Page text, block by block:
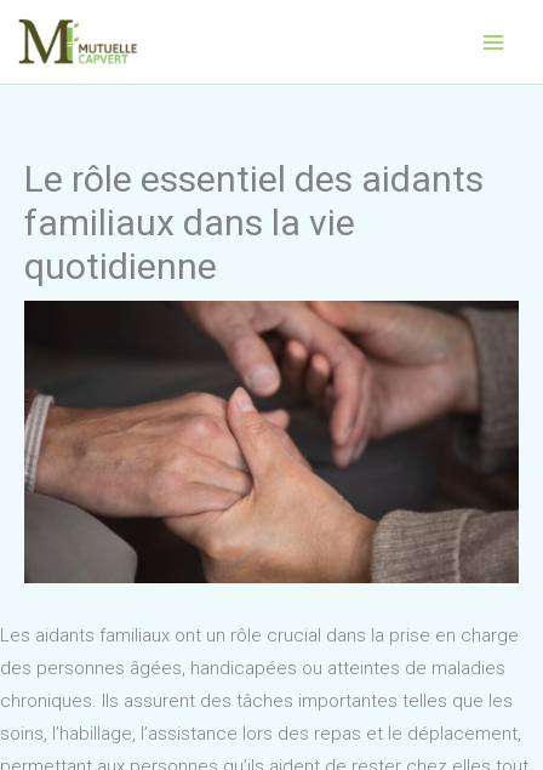
Aller
contenu
Le rôle essentiel des aidants
familiaux dans la vie
quotidienne
Les aidants familiaux ont un rôle crucial dans la prise en charge
des personnes âgées, handicapées ou atteintes de maladies
chroniques. Ils assurent des tâches importantes telles que les
soins, l’habillage, l’assistance lors des repas et le déplacement,